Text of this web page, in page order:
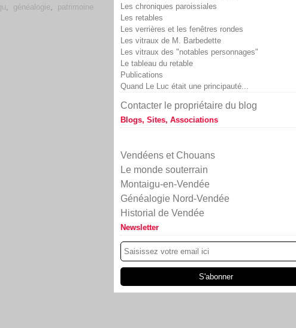
, généalogie, patrimoine
Les chroniques paroissiales
Les retables
Les verrières et les fenêtres rondes
Les vitraux de M. Barbedette
Les vitraux des "notables personnages"
Le tableau du retable
Publications
Quand Le Luc était une principauté...
Contacter le propriétaire du blog
Blogs, Sites, Associations
Vendéens et Chouans
Le monde souterrain
Montaigu-en-Vendée
Généalogie Nord-Vendée
Historial de Vendée
Newsletter